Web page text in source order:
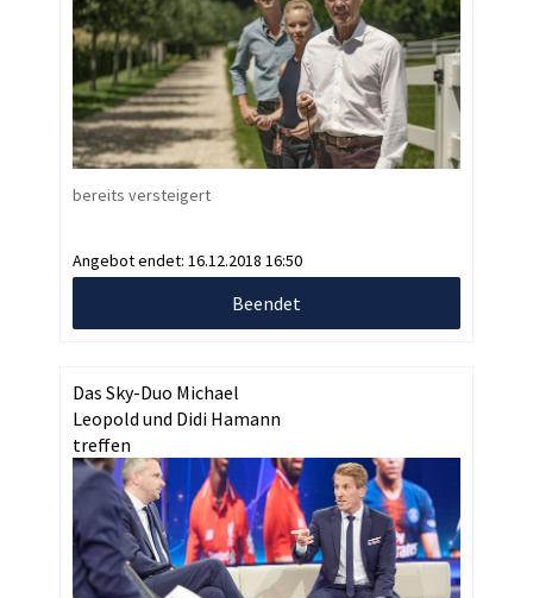
bereits versteigert
Angebot endet: 16.12.2018 16:50
Beendet
Das Sky-Duo Michael
Leopold und Didi Hamann
treffen